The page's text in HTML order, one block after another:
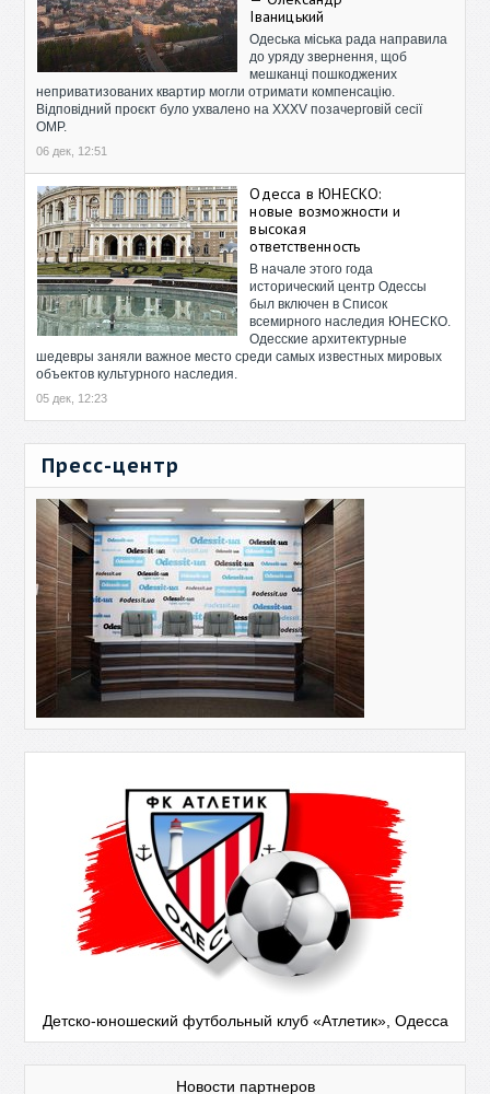
Іваницький
Одеська міська рада направила
до уряду звернення, щоб
мешканці пошкоджених
неприватизованих квартир могли отримати компенсацію.
Відповідний проєкт було ухвалено на XXXV позачерговій сесії
ОМР.
06 дек, 12:51
Одесса в ЮНЕСКО:
новые возможности и
высокая
ответственность
В начале этого года
исторический центр Одессы
был включен в Список
всемирного наследия ЮНЕСКО.
Одесские архитектурные
шедевры заняли важное место среди самых известных мировых
объектов культурного наследия.
05 дек, 12:23
Пресс-центр
Детско-юношеский футбольный клуб «Атлетик», Одесса
Новости партнеров